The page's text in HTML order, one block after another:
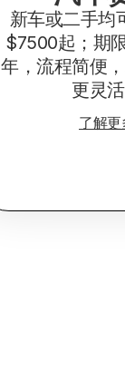
新车或二手均
$7500起；期
年，流程简便
更灵活
了解更